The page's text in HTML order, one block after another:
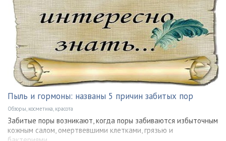
Пыль и гормоны: названы 5 причин забитых пор
Обзоры, косметика, красота
Забитые поры возникают, когда поры забиваются избыточным
кожным салом, омертвевшими клетками, грязью и